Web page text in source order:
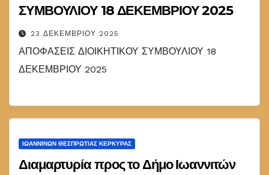
ΣΥΜΒΟΥΛΙΟΥ 18 ΔΕΚΕΜΒΡΙΟΥ 2025
23 ΔΕΚΕΜΒΡΊΟΥ 2025
ΑΠΟΦΑΣΕΙΣ ΔΙΟΙΚΗΤΙΚΟΥ ΣΥΜΒΟΥΛΙΟΥ 18
ΔΕΚΕΜΒΡΙΟΥ 2025
ΙΩΑΝΝΊΝΩΝ ΘΕΣΠΡΩΤΊΑΣ ΚΈΡΚΥΡΑΣ
Διαμαρτυρία προς το Δήμο Ιωαννιτών